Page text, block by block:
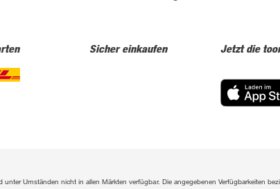
Sicher einkaufen Jetzt die
Umständen nicht in allen Märkten verfügbar. Die angegebenen Verfügbarkeiten